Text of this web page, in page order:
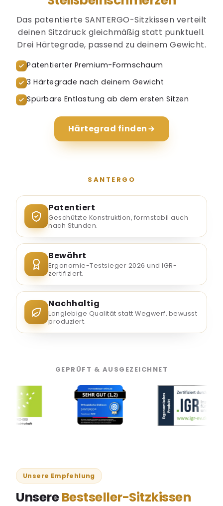
Das patentierte SANTERGO-Sitzkissen verteilt
deinen Sitzdruck gleichmäßig statt punktuell.
Drei Härtegrade, passend zu deinem Gewicht.
Patentierter Premium-Formschaum
3 Härtegrade nach deinem Gewicht
Spürbare Entlastung ab dem ersten Sitzen
Härtegrad finden
SANTERGO
Patentiert
Geschützte Konstruktion, formstabil auch
nach Stunden.
Bewährt
Ergonomie-Testsieger 2026 und IGR-
zertifiziert.
Nachhaltig
Langlebige Qualität statt Wegwerf, bewusst
produziert.
GEPRÜFT & AUSGEZEICHNET
Unsere Empfehlung
UnsereBestseller-Sitzkissen